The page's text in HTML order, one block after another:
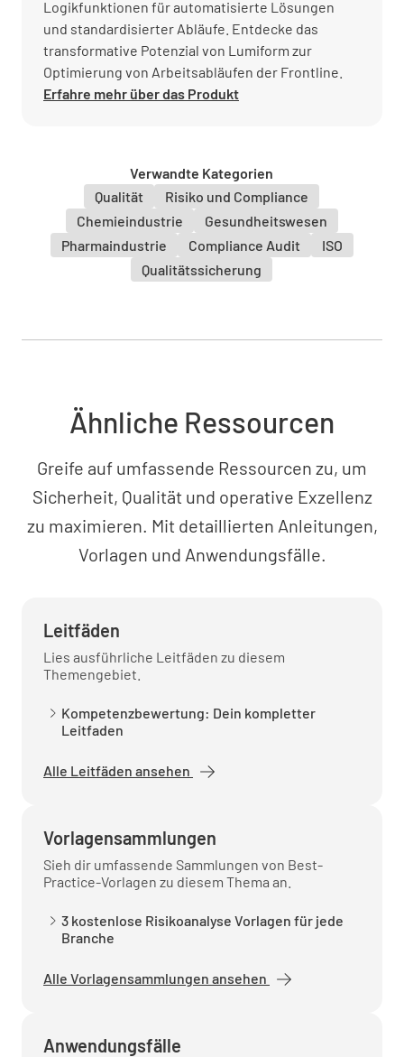
Logikfunktionen für automatisierte Lösungen
und standardisierter Abläufe. Entdecke das
transformative Potenzial von Lumiform zur
Optimierung von Arbeitsabläufen der Frontline.
Erfahre mehr über das Produkt
Verwandte Kategorien
Qualität
Risiko und Compliance
Chemieindustrie
Gesundheitswesen
Pharmaindustrie
Compliance Audit
ISO
Qualitätssicherung
Ähnliche Ressourcen
Greife auf umfassende Ressourcen zu, um
Sicherheit, Qualität und operative Exzellenz
zu maximieren. Mit detaillierten Anleitungen,
Vorlagen und Anwendungsfälle.
Leitfäden
Lies ausführliche Leitfäden zu diesem
Themengebiet.
Kompetenzbewertung: Dein kompletter
Leitfaden
Alle Leitfäden ansehen
Vorlagensammlungen
Sieh dir umfassende Sammlungen von Best-
Practice-Vorlagen zu diesem Thema an.
3 kostenlose Risikoanalyse Vorlagen für jede
Branche
Alle Vorlagensammlungen ansehen
Anwendungsfälle